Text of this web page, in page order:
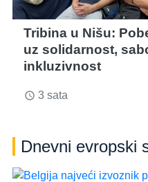
Tribina u Nišu:
uz solidarnost,
inkluzivnost
access_time 3 sata
Dnevni evropski